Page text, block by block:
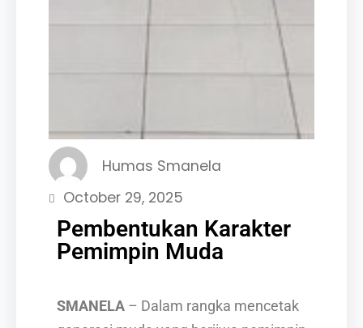
Humas Smanela
October 29, 2025
Pembentukan Karakter
Pemimpin Muda
SMANELA – Dalam rangka mencetak